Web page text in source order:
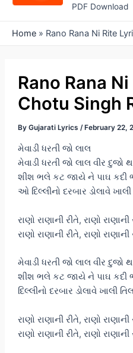
PDF Download
Home » Rano Rana Ni Rite
Rano Rana Ni
Chotu Singh
By Gujarati Lyrics / February 22,
મેવાડી ધરતી જો લાલ
મેવાડી ધરતી જો લાલ વીર દુજો
શીશ ભલે કટ જાયે ને પાઘ કદી
ઓ દિલ્લીનો દરબાર ડોલાવે
રાણો રાણાની રીતે, રાણો રાણાની
રાણો રાણાની રીતે, રાણો રાણાની
મેવાડી ધરતી જો લાલ વીર દુજો
શીશ ભલે કટ જાયે ને પાઘ કદી
દિલ્લીનો દરબાર ડોલાવે ખાલી
રાણો રાણાની રીતે, રાણો રાણાની
રાણો રાણાની રીતે, રાણો રાણાની